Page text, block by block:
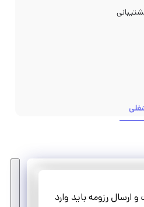
ارسال رزومه باید وارد